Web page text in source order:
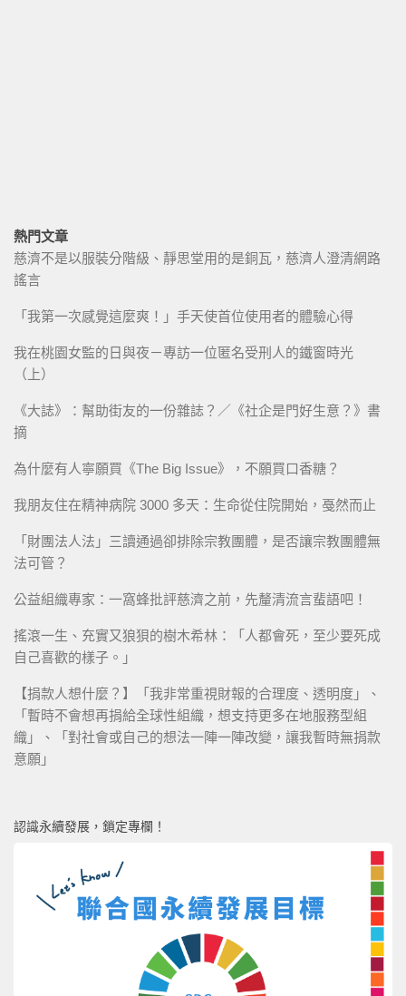
熱門文章
慈濟不是以服裝分階級、靜思堂用的是銅瓦，慈濟人澄清網路
謠言
「我第一次感覺這麼爽！」手天使首位使用者的體驗心得
我在桃園女監的日與夜－專訪一位匿名受刑人的鐵窗時光
（上）
《大誌》：幫助街友的一份雜誌？／《社企是門好生意？》書
摘
為什麼有人寧願買《The Big Issue》，不願買口香糖？
我朋友住在精神病院 3000 多天：生命從住院開始，戞然而止
「財團法人法」三讀通過卻排除宗教團體，是否讓宗教團體無
法可管？
公益組織專家：一窩蜂批評慈濟之前，先釐清流言蜚語吧！
搖滾一生、充實又狼狽的樹木希林：「人都會死，至少要死成
自己喜歡的樣子。」
【捐款人想什麼？】「我非常重視財報的合理度、透明度」、
「暫時不會想再捐給全球性組織，想支持更多在地服務型組
織」、「對社會或自己的想法一陣一陣改變，讓我暫時無捐款
意願」
認識永續發展，鎖定專欄！